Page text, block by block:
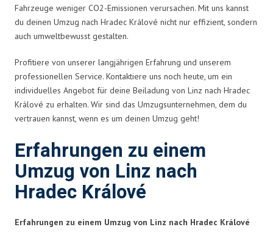
Fahrzeuge weniger CO2-Emissionen verursachen. Mit uns kannst
du deinen Umzug nach Hradec Králové nicht nur effizient, sondern
auch umweltbewusst gestalten.
Profitiere von unserer langjährigen Erfahrung und unserem
professionellen Service. Kontaktiere uns noch heute, um ein
individuelles Angebot für deine Beiladung von Linz nach Hradec
Králové zu erhalten. Wir sind das Umzugsunternehmen, dem du
vertrauen kannst, wenn es um deinen Umzug geht!
Erfahrungen zu einem
Umzug von Linz nach
Hradec Králové
Erfahrungen zu einem Umzug von Linz nach Hradec Králové